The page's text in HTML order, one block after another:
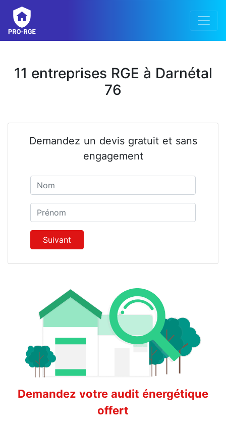
11 entreprises RGE à Darnétal
76
Demandez un devis gratuit et sans
engagement
Prénom
Suivant
Demandez votre audit énergétique
offert